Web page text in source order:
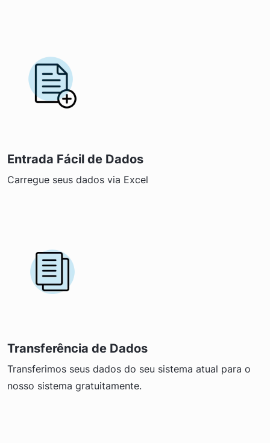
Entrada Fácil de Dados
Carregue seus dados via Excel
Transferência de Dados
Transferimos seus dados do seu sistema atual para o
nosso sistema gratuitamente.